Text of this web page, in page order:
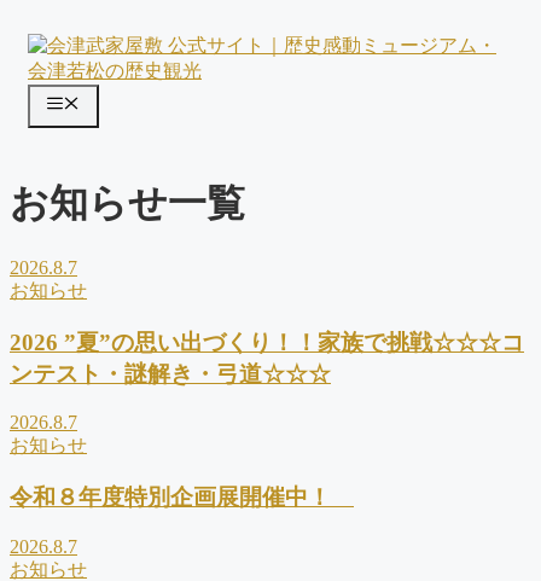
キ
ッ
メ
ー
お知らせ一覧
2026.8.7
お知らせ
2026 ”夏”の思い出づくり！！家族で挑戦☆☆☆コ
ンテスト・謎解き・弓道☆☆☆
2026.8.7
お知らせ
令和８年度特別企画展開催中！
2026.8.7
お知らせ